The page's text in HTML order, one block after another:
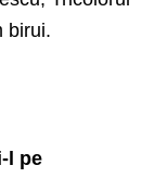
birui.
l pe